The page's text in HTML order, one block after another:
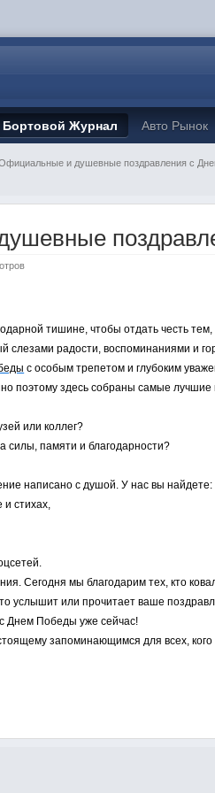
Бортовой Журнал Авто Рынок
и душевные поздравления с
тишине, чтобы отдать честь
радости, воспоминаниями и
с особым трепетом и глубоким
поэтому здесь собраны самые
или коллег?
силы, памяти и благодарности?
написано с душой. У нас вы найдете:
стихах,
Сегодня мы благодарим тех, кто
услышит или прочитает ваше
Днем Победы уже сейчас!
запоминающимся для всех,